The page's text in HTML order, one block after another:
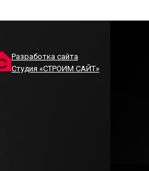
Разработка сайта
Студия «СТРОИМ САЙТ»